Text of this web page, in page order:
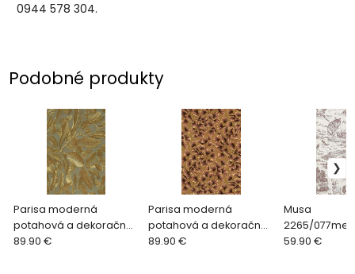
0944 578 304.
Podobné produkty
Parisa moderná
potahová a dekoračná
látka 2187/756 šedá
89.90 €
Parisa moderná
potahová a dekoračná
látka 2188/742 fialovo
89.90 €
Musa
2265/
látka,
59.90 €